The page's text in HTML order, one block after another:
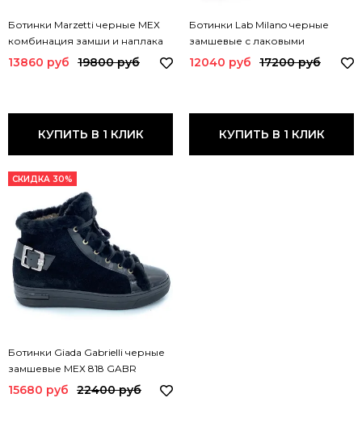
Ботинки Marzetti черные МЕХ
комбинация замши и наплака
70742 MZ
13860 руб 19800 руб
КУПИТЬ В 1 КЛИК
Ботинки Lab Milano черные
замшевые с лаковыми
вставками 20608 LAB
12040 руб 17200 руб
КУПИТЬ В 1 КЛИК
СКИДКА 30%
Ботинки Giada Gabrielli черные
замшевые МЕХ 818 GABR
15680 руб 22400 руб